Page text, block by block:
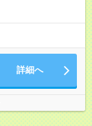
詳細へ